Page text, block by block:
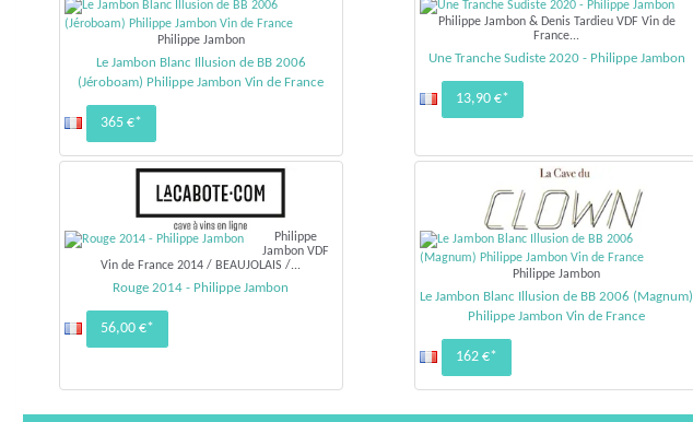
Philippe Jambon
Le Jambon Blanc Illusion de BB 2006
(Jéroboam) Philippe Jambon Vin de France
365 €*
Philippe Jambon & Denis Tardieu VDF Vin de
France...
Une Tranche Sudiste 2020 - Philippe Jambon
13,90 €*
Philippe
Jambon VDF
Vin de France 2014 / BEAUJOLAIS /...
Rouge 2014 - Philippe Jambon
56,00 €*
Philippe Jambon
Le Jambon Blanc Illusion de BB 2006 (Magnum)
Philippe Jambon Vin de France
162 €*